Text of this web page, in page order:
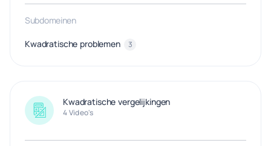
Subdomeinen
Kwadratische problemen 3
Kwadratische vergelijkingen
4 Video's